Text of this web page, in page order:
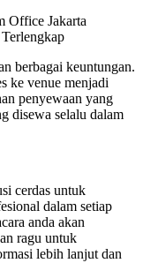
berbagai keuntungan.
ke venue menjadi
penyewaan yang
disewa selalu dalam
cerdas untuk
dalam setiap
anda akan
ragu untuk
lebih lanjut dan